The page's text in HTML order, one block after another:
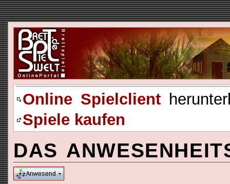
Online Spielclient
Spiele kaufen
DAS